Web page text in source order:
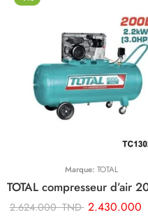
Marque: TOTAL
2.624.000TND 2.430.000